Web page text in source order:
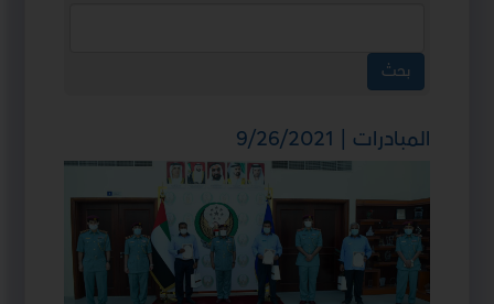
المبادرات | 9/26/2021